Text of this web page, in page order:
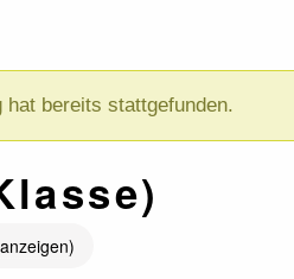
hat bereits stattgefunden.